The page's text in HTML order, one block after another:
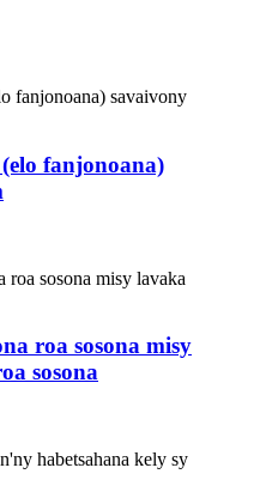
fanjonoana)
roa sosona misy
sosona